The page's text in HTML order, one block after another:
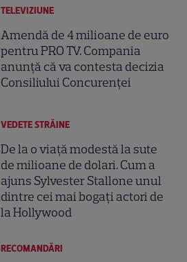
TELEVIZIUNE
Amendă de 4 milioane de euro
pentru PRO TV. Compania
anunță că va contesta decizia
Consiliului Concurenței
VEDETE STRĂINE
De la o viață modestă la sute
de milioane de dolari. Cum a
ajuns Sylvester Stallone unul
dintre cei mai bogați actori de
la Hollywood
RECOMANDĂRI